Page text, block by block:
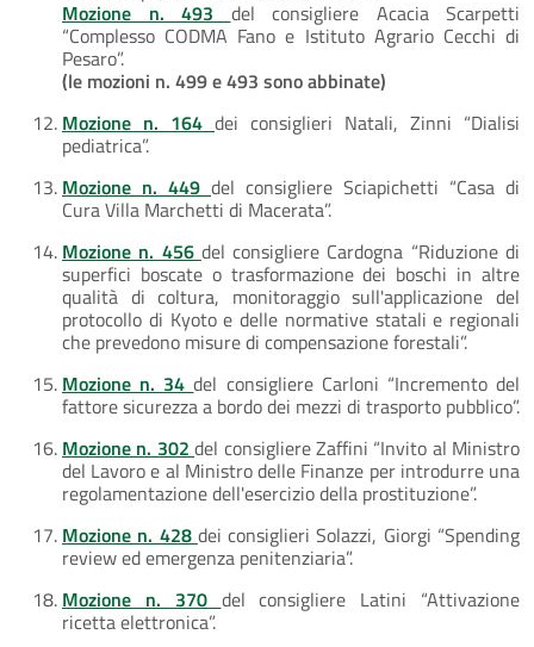
Mozione n. 493 del consigliere Acacia Scarpetti
“Complesso CODMA Fano e Istituto Agrario Cecchi di
Pesaro”.
(le mozioni n. 499 e 493 sono abbinate)
Mozione n. 164 dei consiglieri Natali, Zinni “Dialisi
pediatrica”.
Mozione n. 449 del consigliere Sciapichetti “Casa di
Cura Villa Marchetti di Macerata”.
Mozione n. 456 del consigliere Cardogna “Riduzione di
superfici boscate o trasformazione dei boschi in altre
qualità di coltura, monitoraggio sull'applicazione del
protocollo di Kyoto e delle normative statali e regionali
che prevedono misure di compensazione forestali”.
Mozione n. 34del consigliere Carloni “Incremento del
fattore sicurezza a bordo dei mezzi di trasporto pubblico”.
Mozione n. 302del consigliere Zaffini “Invito al Ministro
del Lavoro e al Ministro delle Finanze per introdurre una
regolamentazione dell'esercizio della prostituzione”.
Mozione n. 428 dei consiglieri Solazzi, Giorgi “Spending
review ed emergenza penitenziaria”.
Mozione n. 370 del consigliere Latini “Attivazione
ricetta elettronica”.